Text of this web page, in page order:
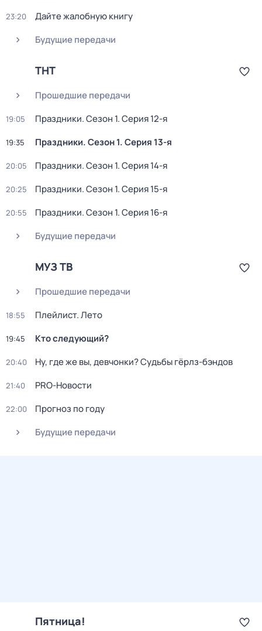
23:20
Дайте жалобную книгу
Будущие передачи
ТНТ
Прошедшие передачи
19:05 Праздники. Сезон 1. Серия 12-я
19:35 Праздники. Сезон 1. Серия 13-я
20:05 Праздники. Сезон 1. Серия 14-я
20:25 Праздники. Сезон 1. Серия 15-я
20:55 Праздники. Сезон 1. Серия 16-я
Будущие передачи
МУЗ ТВ
Прошедшие передачи
18:55 Плейлист. Лето
19:45 Кто следующий?
20:40 Ну, где же вы, девчонки? Судьбы гёрлз-бэндов
21:40 PRO-Новости
22:00
Прогноз по году
Будущие передачи
Пятница!